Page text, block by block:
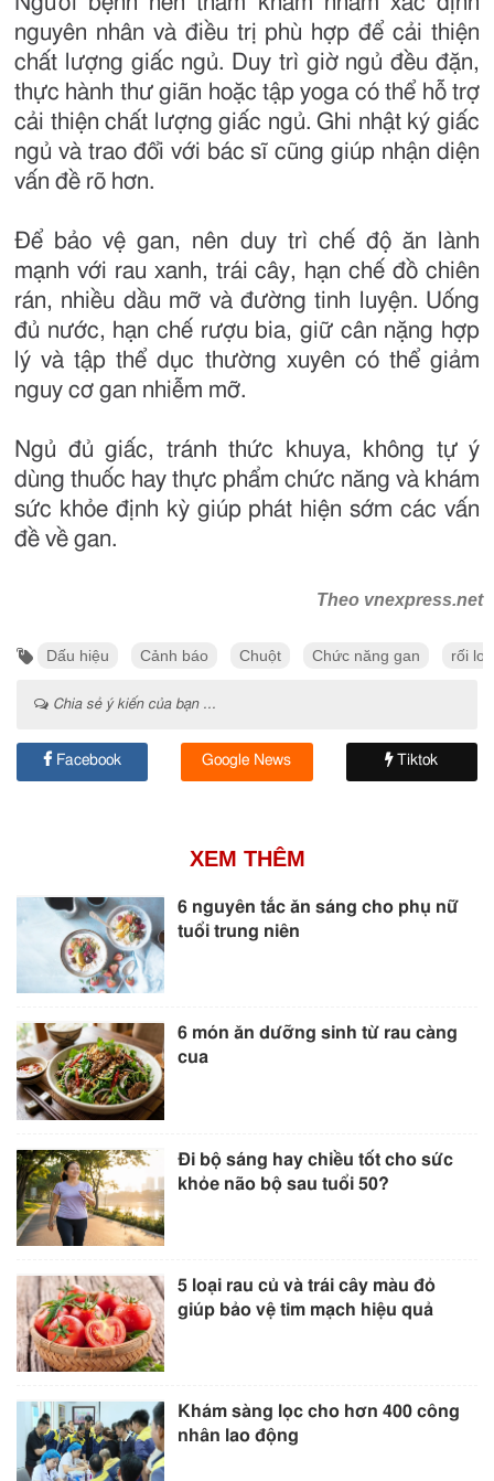
nguyên nhân và điều trị phù hợp để cải thiện
chất lượng giấc ngủ. Duy trì giờ ngủ đều đặn,
thực hành thư giãn hoặc tập yoga có thể hỗ trợ
cải thiện chất lượng giấc ngủ. Ghi nhật ký giấc
ngủ và trao đổi với bác sĩ cũng giúp nhận diện
vấn đề rõ hơn.
Để bảo vệ gan, nên duy trì chế độ ăn lành
mạnh với rau xanh, trái cây, hạn chế đồ chiên
rán, nhiều dầu mỡ và đường tinh luyện. Uống
đủ nước, hạn chế rượu bia, giữ cân nặng hợp
lý và tập thể dục thường xuyên có thể giảm
nguy cơ gan nhiễm mỡ.
Ngủ đủ giấc, tránh thức khuya, không tự ý
dùng thuốc hay thực phẩm chức năng và khám
sức khỏe định kỳ giúp phát hiện sớm các vấn
đề về gan.
Theo vnexpress.net
Dấu hiệu Cảnh báo Chuột Chức năng gan rối
Chia sẻ ý kiến của bạn ...
Facebook Google News Tiktok
XEM THÊM
6 nguyên tắc ăn sáng cho phụ nữ
tuổi trung niên
6 món ăn dưỡng sinh từ rau càng
cua
Đi bộ sáng hay chiều tốt cho sức
khỏe não bộ sau tuổi 50?
5 loại rau củ và trái cây màu đỏ
giúp bảo vệ tim mạch hiệu quả
Khám sàng lọc cho hơn 400 công
nhân lao động